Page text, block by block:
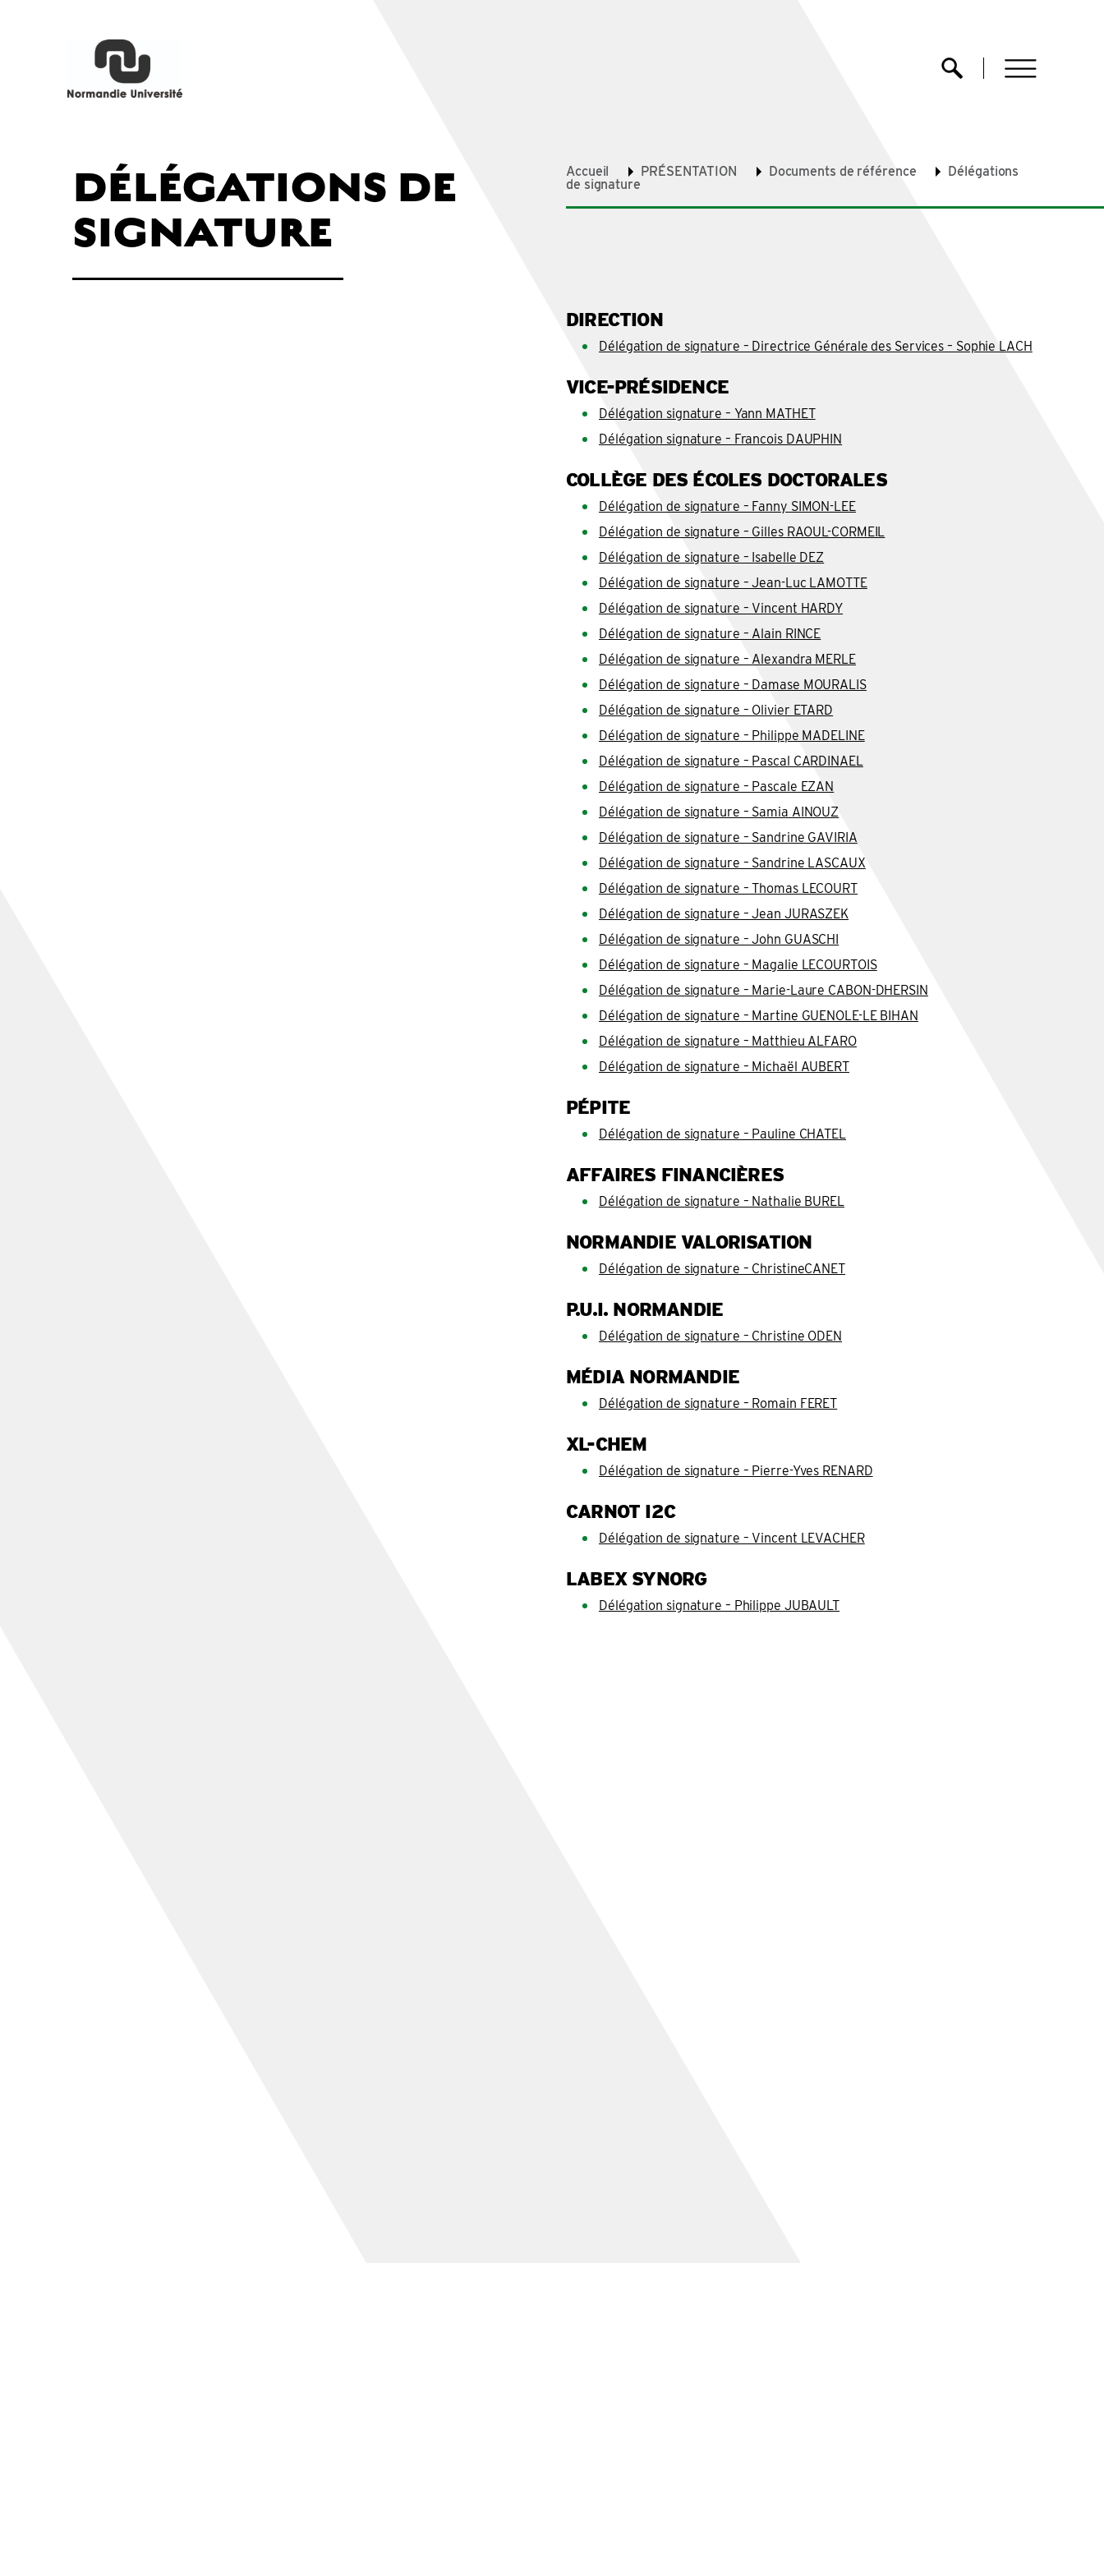
menu
DÉLÉGATIONS DE
SIGNATURE
Accueil PRÉSENTATION Documents de référence
Délégations
de signature
DIRECTION
Délégation de signature – Directrice Générale des Services – Sophie LACH
VICE-PRÉSIDENCE
Délégation signature – Yann MATHET
Délégation signature – Francois DAUPHIN
COLLÈGE DES ÉCOLES DOCTORALES
Délégation de signature – Fanny SIMON-LEE
Délégation de signature – Gilles RAOUL-CORMEIL
Délégation de signature – Isabelle DEZ
Délégation de signature – Jean-Luc LAMOTTE
Délégation de signature – Vincent HARDY
Délégation de signature – Alain RINCE
Délégation de signature – Alexandra MERLE
Délégation de signature – Damase MOURALIS
Délégation de signature – Olivier ETARD
Délégation de signature – Philippe MADELINE
Délégation de signature – Pascal CARDINAEL
Délégation de signature – Pascale EZAN
Délégation de signature – Samia AINOUZ
Délégation de signature – Sandrine GAVIRIA
Délégation de signature – Sandrine LASCAUX
Délégation de signature – Thomas LECOURT
Délégation de signature – Jean JURASZEK
Délégation de signature – John GUASCHI
Délégation de signature – Magalie LECOURTOIS
Délégation de signature – Marie-Laure CABON-DHERSIN
Délégation de signature – Martine GUENOLE-LE BIHAN
Délégation de signature – Matthieu ALFARO
Délégation de signature – Michaël AUBERT
PÉPITE
Délégation de signature – Pauline CHATEL
AFFAIRES FINANCIÈRES
Délégation de signature – Nathalie BUREL
NORMANDIE VALORISATION
Délégation de signature – ChristineCANET
P.U.I. NORMANDIE
Délégation de signature – Christine ODEN
MÉDIA NORMANDIE
Délégation de signature – Romain FERET
XL-CHEM
Délégation de signature – Pierre-Yves RENARD
CARNOT I2C
Délégation de signature – Vincent LEVACHER
LABEX SYNORG
Délégation signature – Philippe JUBAULT